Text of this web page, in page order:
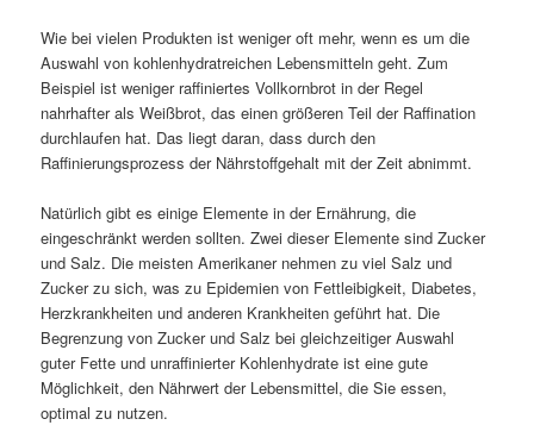
Wie bei vielen Produkten ist weniger oft mehr, wenn es um die
Auswahl von kohlenhydratreichen Lebensmitteln geht. Zum
Beispiel ist weniger raffiniertes Vollkornbrot in der Regel
nahrhafter als Weißbrot, das einen größeren Teil der Raffination
durchlaufen hat. Das liegt daran, dass durch den
Raffinierungsprozess der Nährstoffgehalt mit der Zeit abnimmt.
Natürlich gibt es einige Elemente in der Ernährung, die
eingeschränkt werden sollten. Zwei dieser Elemente sind Zucker
und Salz. Die meisten Amerikaner nehmen zu viel Salz und
Zucker zu sich, was zu Epidemien von Fettleibigkeit, Diabetes,
Herzkrankheiten und anderen Krankheiten geführt hat. Die
Begrenzung von Zucker und Salz bei gleichzeitiger Auswahl
guter Fette und unraffinierter Kohlenhydrate ist eine gute
Möglichkeit, den Nährwert der Lebensmittel, die Sie essen,
optimal zu nutzen.